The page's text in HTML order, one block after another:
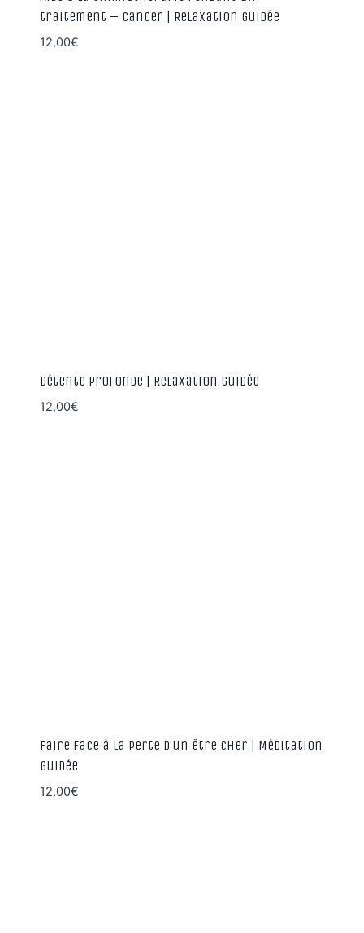
traitement – cancer | Relaxation guidée
12,00€
Détente Profonde | Relaxation guidée
12,00€
Faire face à la perte d’un être cher | Méditation
guidée
12,00€